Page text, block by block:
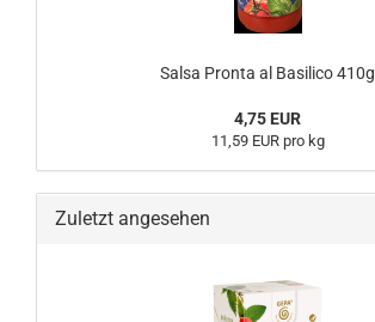
Salsa Pronta al Basilico 410g
4,75 EUR
11,59 EUR pro kg
Zuletzt angesehen